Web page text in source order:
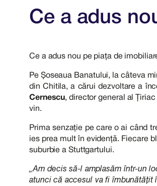
Ce a adus
Ce a adus nou pe piața de
Pe Șoseaua Banatului, la câteva
din Chitila, a cărui dezvoltare a
Cernescu, director general al
vin.
Prima senzație pe care o ai când
ies prea mult în evidență. Fiecare
suburbie a Stuttgartului.
„Am decis să-l amplasăm într-un
atunci că accesul va fi îmbunătățit